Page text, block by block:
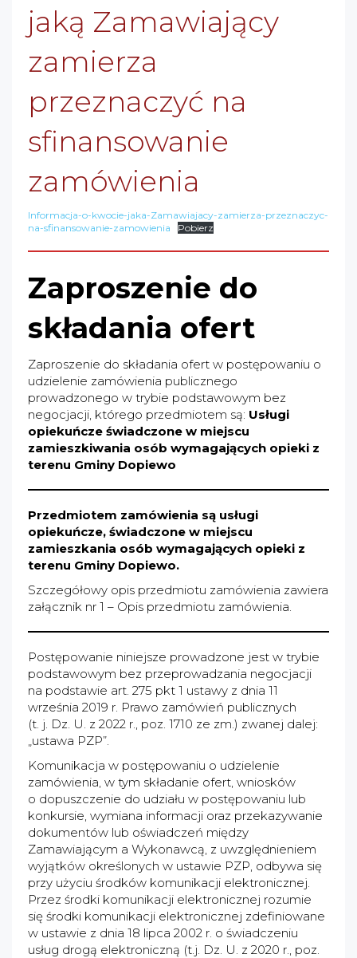
jaką Zamawiający
zamierza
przeznaczyć na
sfinansowanie
zamówienia
Informacja-o-kwocie-jaka-Zamawiajacy-zamierza-przeznaczyc-
na-sfinansowanie-zamowienia
Pobierz
Zaproszenie do
składania ofert
Zaproszenie do składania ofert w postępowaniu o
udzielenie zamówienia publicznego
prowadzonego w trybie podstawowym bez
negocjacji, którego przedmiotem są: Usługi
opiekuńcze świadczone w miejscu
zamieszkiwania osób wymagających opieki z
terenu Gminy Dopiewo
Przedmiotem zamówienia są usługi
opiekuńcze, świadczone w miejscu
zamieszkania osób wymagających opieki z
terenu Gminy Dopiewo.
Szczegółowy opis przedmiotu zamówienia zawiera
załącznik nr 1 – Opis przedmiotu zamówienia.
Postępowanie niniejsze prowadzone jest w trybie
podstawowym bez przeprowadzania negocjacji
na podstawie art. 275 pkt 1 ustawy z dnia 11
września 2019 r. Prawo zamówień publicznych
(t. j. Dz. U. z 2022 r., poz. 1710 ze zm.) zwanej dalej:
„ustawa PZP”.
Komunikacja w postępowaniu o udzielenie
zamówienia, w tym składanie ofert, wniosków
o dopuszczenie do udziału w postępowaniu lub
konkursie, wymiana informacji oraz przekazywanie
dokumentów lub oświadczeń między
Zamawiającym a Wykonawcą, z uwzględnieniem
wyjątków określonych w ustawie PZP, odbywa się
przy użyciu środków komunikacji elektronicznej.
Przez środki komunikacji elektronicznej rozumie
się środki komunikacji elektronicznej zdefiniowane
w ustawie z dnia 18 lipca 2002 r. o świadczeniu
usług drogą elektroniczną (t.j. Dz. U. z 2020 r., poz.